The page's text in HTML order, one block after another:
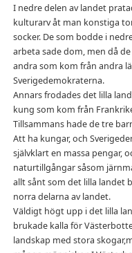
I nedre delen av landet
kulturarv åt man konstiga
socker. De som bodde i
arbeta sade dom, men då
andra som kom från andra
Sverigedemokraterna.
Annars frodades det lilla
kung som kom från
Tillsammans hade de tre
Att ha kungar, och
självklart en massa pengar,
naturtillgångar såsom
allt sånt som det lilla landet
norra delarna av landet.
Väldigt högt upp i det lilla
brukade kalla för
landskap med stora